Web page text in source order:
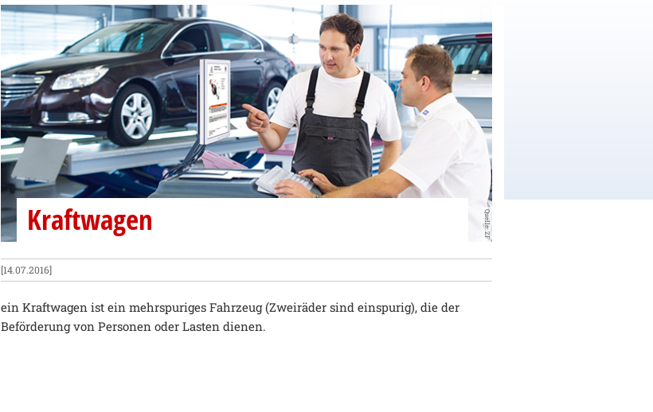
Quelle: ZF
Kraftwagen
[14.07.2016]
ein Kraftwagen ist ein mehrspuriges Fahrzeug (Zweiräder sind einspurig), die der
Beförderung von Personen oder Lasten dienen.